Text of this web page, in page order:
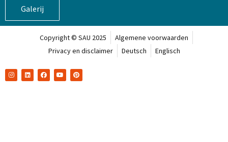
Galerij
Copyright © SAU 2025
Algemene voorwaarden
Privacy en disclaimer
Deutsch Englisch